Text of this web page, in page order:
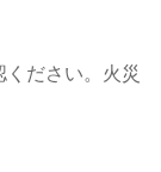
ださい。火災